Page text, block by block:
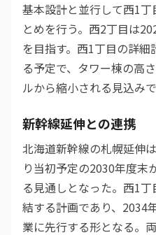
基本設計と並行して西1
とめを行う。西2丁目は
を目指す。西1丁目の詳
る予定で、タワー棟の高
ルから縮小される見込みで
新幹線延伸との連携
北海道新幹線の札幌延伸
り当初予定の2030年度末
る見通しとなった。西1
結する計画であり、2034
業に先行する形となる。